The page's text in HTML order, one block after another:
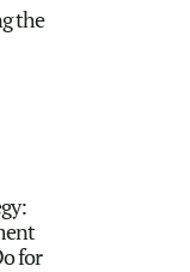
the
for